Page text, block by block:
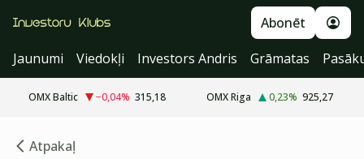
Abonēt
Jaunumi
Viedokļi Investors Andris Grāmatas
OMX Baltic −0,04% 315,18 OMX Riga 0,23% 925,27
Atpakaļ